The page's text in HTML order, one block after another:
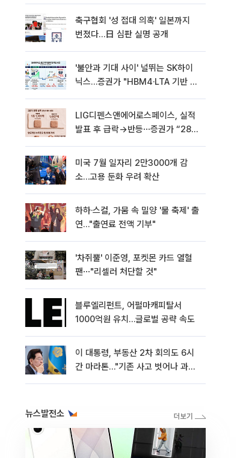
축구협회 '성 접대 의혹' 일본까지
번졌다…日 심판 실명 공개
'불안과 기대 사이' 널뛰는 SK하이
닉스…증권가 "HBM4·LTA 기반 펀
LIG디펜스앤에어로스페이스, 실적
발표 후 급락→반등⋯증권가 “28년
미국 7월 일자리 2만3000개 감
소…고용 둔화 우려 확산
하하·스컬, 가뭄 속 밀양 '물 축제' 출
연…"출연료 전액 기부"
'차쥐뿔' 이준영, 포켓몬 카드 열혈
팬⋯"리셀러 처단할 것"
블루엘리펀트, 어펄마캐피탈서
1000억원 유치…글로벌 공략 속도
이 대통령, 부동산 2차 회의도 6시
간 마라톤…"기존 사고 벗어나 과감
뉴스발전소